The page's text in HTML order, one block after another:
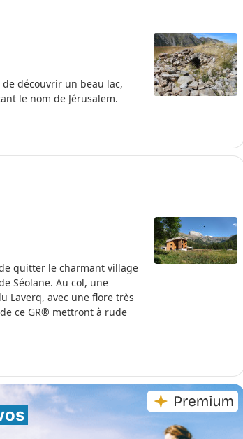
découvrir un beau lac,
le nom de Jérusalem.
quitter le charmant village
Séolane. Au col, une
Laverq, avec une flore très
ce GR® mettront à rude